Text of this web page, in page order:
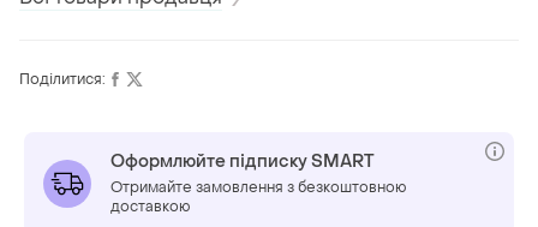
Поділитися:
Оформлюйте підписку SMART
Отримайте замовлення з безкоштовною
доставкою